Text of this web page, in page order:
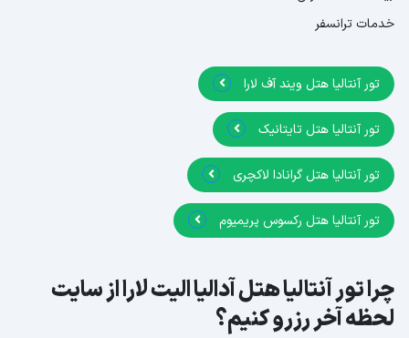
خدمات ترانسفر
تور آنتالیا هتل ویند آف لارا
تور آنتالیا هتل تایتانیک
تور آنتالیا هتل گرانادا لاکچری
تور آنتالیا هتل رکسوس پریمیوم
چرا تور آنتالیا هتل آدالیا الیت لارا از سایت
لحظه آخر رزرو کنیم؟